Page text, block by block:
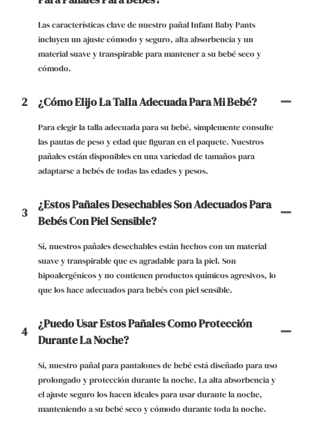
Las características clave de nuestro pañal Infant Baby Pants
incluyen un ajuste cómodo y seguro, alta absorbencia y un
material suave y transpirable para mantener a su bebé seco y
cómodo.
2 ¿Cómo Elijo La Talla Adecuada Para Mi Bebé?
Para elegir la talla adecuada para su bebé, simplemente consulte
las pautas de peso y edad que figuran en el paquete. Nuestros
pañales están disponibles en una variedad de tamaños para
adaptarse a bebés de todas las edades y pesos.
3
¿Estos Pañales Desechables Son Adecuados Para
Bebés Con Piel Sensible?
Sí, nuestros pañales desechables están hechos con un material
suave y transpirable que es agradable para la piel. Son
hipoalergénicos y no contienen productos químicos agresivos, lo
que los hace adecuados para bebés con piel sensible.
4
¿Puedo Usar Estos Pañales Como Protección
Durante La Noche?
Sí, nuestro pañal para pantalones de bebé está diseñado para uso
prolongado y protección durante la noche. La alta absorbencia y
el ajuste seguro los hacen ideales para usar durante la noche,
manteniendo a su bebé seco y cómodo durante toda la noche.